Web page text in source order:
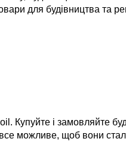
для будівництва та
Купуйте і замовляйте
все можливе, щоб вони